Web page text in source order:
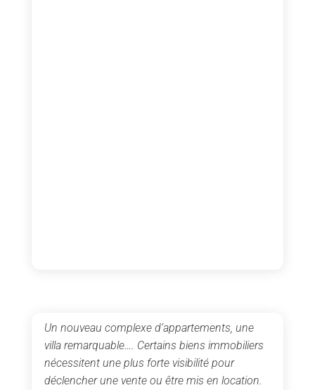
Un nouveau complexe d’appartements, une
villa remarquable…. Certains biens immobiliers
nécessitent une plus forte visibilité pour
déclencher une vente ou être mis en location.